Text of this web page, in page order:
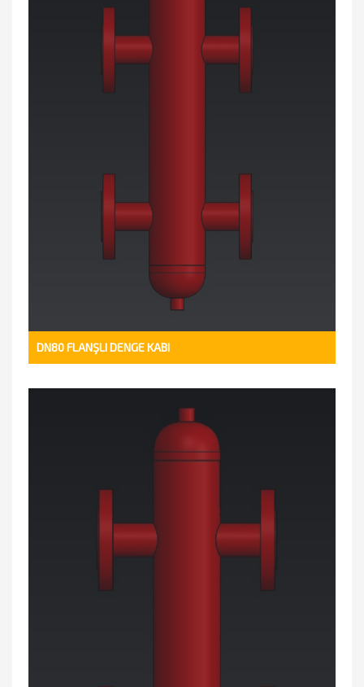
DN80 FLANŞLI DENGE KABI